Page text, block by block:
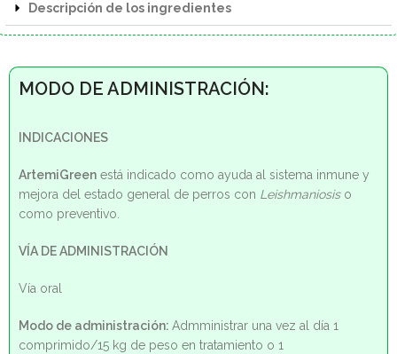
Descripción de los ingredientes
MODO DE ADMINISTRACIÓN:
INDICACIONES
ArtemiGreen está indicado como ayuda al sistema inmune y
mejora del estado general de perros con Leishmaniosiso
como preventivo.
VÍA DE ADMINISTRACIÓN
Vía oral
Modo de administración: Admministrar una vez al día 1
comprimido/15 kg de peso en tratamiento o 1